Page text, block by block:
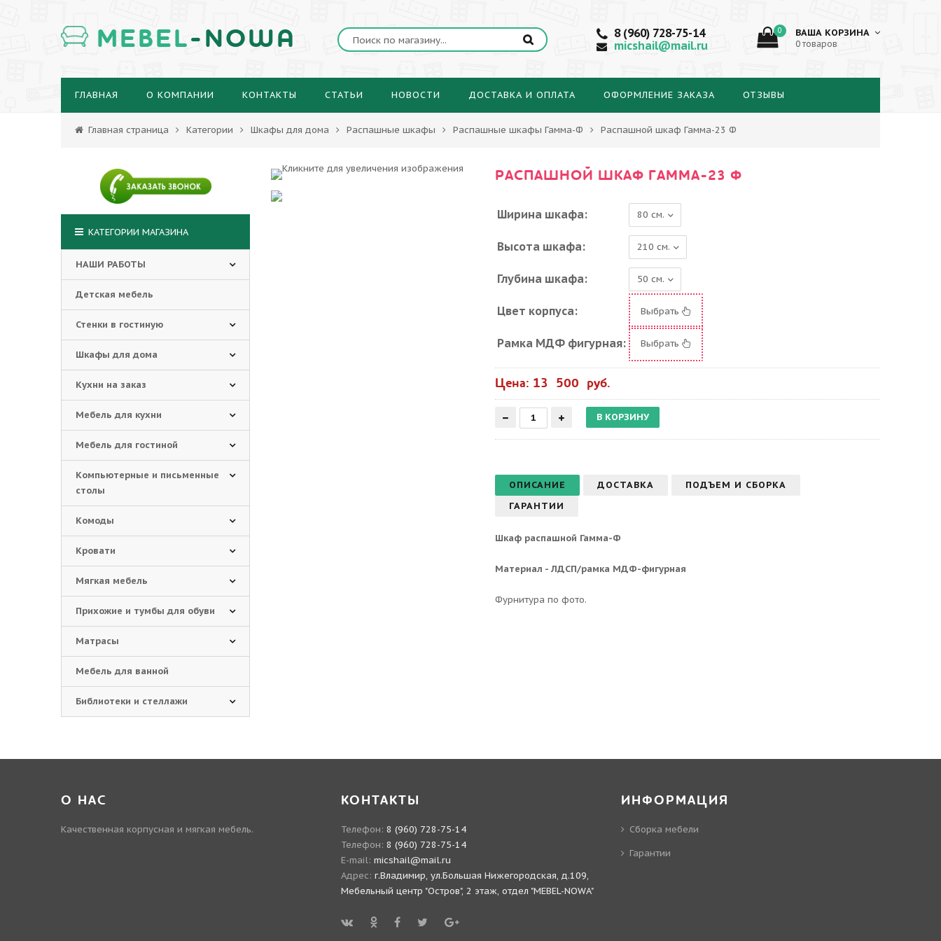
MEBEL-NOWA
8 (960) 728-75-14
micshail@mail.ru
0 ВАША КОРЗИНА
0 товаров
ГЛАВНАЯ О КОМПАНИИ КОНТАКТЫ СТАТЬИ НОВОСТИ ДОСТАВКА И ОПЛАТА ОФОРМЛЕНИЕ ЗАКАЗА ОТЗЫВЫ
Главная страница Категории Шкафы для дома Распашные шкафы Распашные шкафы Гамма-Ф Распашной шкаф Гамма-23 Ф
РАСПАШНОЙ ШКАФ ГАММА-23 Ф
Ширина шкафа:
Высота шкафа:
Глубина шкафа:
Цвет корпуса: Выбрать
Рамка МДФ фигурная: Выбрать
Цена: 13 500 руб.
ОПИСАНИЕ ДОСТАВКА
ПОДЪЕМ И СБОРКА
ГАРАНТИИ
Шкаф распашной Гамма-Ф
Материал -ЛДСП/рамка МДФ-фигурная
Фурнитура по фото.
КАТЕГОРИИ МАГАЗИНА
НАШИ РАБОТЫ
Детская мебель
Стенки в гостиную
Шкафы для дома
Кухни на заказ
Мебель для кухни
Мебель для гостиной
Компьютерные и письменные
столы
Комоды
Кровати
Мягкая мебель
Прихожие и тумбы для обуви
Матрасы
Мебель для ванной
Библиотеки и стеллажи
О НАС
Качественная корпусная и мягкая мебель.
КОНТАКТЫ
Телефон: 8 (960) 728-75-14
Телефон: 8 (960) 728-75-14
E-mail: micshail@mail.ru
Адрес: г.Владимир, ул.Большая Нижегородская, д.109,
Мебельный центр "Остров", 2 этаж, отдел "MEBEL-NOWA"
ИНФОРМАЦИЯ
Сборка мебели
Гарантии